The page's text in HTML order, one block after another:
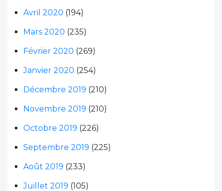
Avril 2020 (194)
Mars 2020 (235)
Février 2020 (269)
Janvier 2020 (254)
Décembre 2019 (210)
Novembre 2019 (210)
Octobre 2019 (226)
Septembre 2019 (225)
Août 2019 (233)
Juillet 2019 (105)